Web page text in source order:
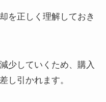
を正しく理解しておき
少していくため、購入
し引かれます。